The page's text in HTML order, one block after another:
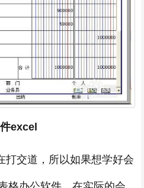
excel
交道，所以如果想学好会